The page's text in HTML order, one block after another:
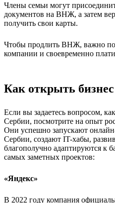
Члены семьи могут
документов на ВНЖ, а затем
получить свои карты.
Чтобы продлить ВНЖ, важно
компании и своевременно
Как открыть
Если вы задаетесь вопросом,
Сербии, посмотрите на опыт
Они успешно запускают
Сербии, создают IT-хабы,
благополучно адаптируются к
самых заметных проектов:
«Яндекс»
В 2022 году компания